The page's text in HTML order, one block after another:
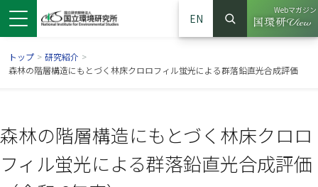
EN
サイト内検索
検索
Webマガジン
（別ウイ
トップ > 研究紹介 >
森林の階層構造にもとづく林床クロロフィル蛍光による群落鉛直光合成評価
森林の階層構造にもとづく林床クロロ
フィル蛍光による群落鉛直光合成評価